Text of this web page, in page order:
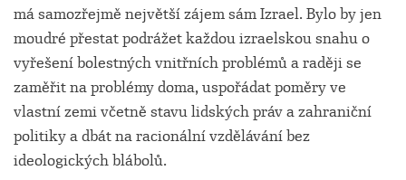
má samozřejmě největší zájem sám Izrael. Bylo by jen
moudré přestat podrážet každou izraelskou snahu o
vyřešení bolestných vnitřních problémů a raději se
zaměřit na problémy doma, uspořádat poměry ve
vlastní zemi včetně stavu lidských práv a zahraniční
politiky a dbát na racionální vzdělávání bez
ideologických blábolů.